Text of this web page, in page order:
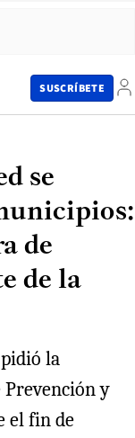
SUSCRÍBETE
se
de
de la
la
y
el fin de